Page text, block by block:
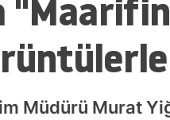
Müdürü Murat